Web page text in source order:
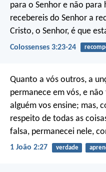
para o Senhor e não para
recebereis do Senhor a
Cristo, o Senhor, é que
Colossenses 3:23-24
Quanto a vós outros, a
permanece em vós, e
alguém vos ensine; mas,
respeito de todas as
falsa, permanecei nele,
1 João 2:27 verdade